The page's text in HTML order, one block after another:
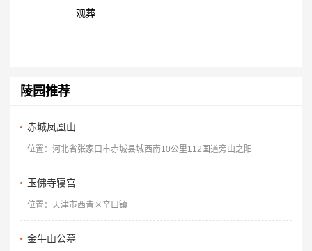
观葬
陵园推荐
赤城凤凰山
位置：河北省张家口市赤城县城西南10公里112国道旁山之阳
玉佛寺寝宫
位置：天津市西青区辛口镇
金牛山公墓